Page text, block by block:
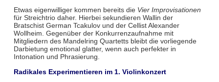
Etwas eigenwilliger kommen bereits die Vier Improvisationen
für Streichtrio daher. Hierbei sekundieren Wallin der
Bratschist German Tcakulov und der Cellist Alexander
Wollheim. Gegenüber der Konkurrenzaufnahme mit
Mitgliedern des Mandelring Quartetts bleibt die vorliegende
Darbietung emotional glatter, wenn auch perfekter in
Intonation und Phrasierung.
Radikales Experimentieren im 1. Violinkonzert